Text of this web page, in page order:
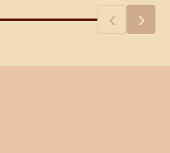
‹ ›